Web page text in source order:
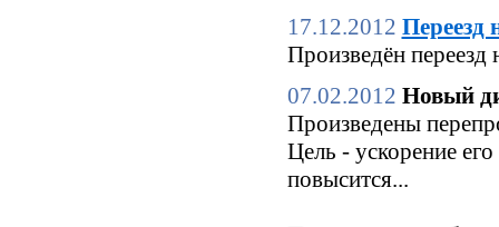
17.12.2012 Переезд
Произведён переезд
07.02.2012 Новый
Произведены
Цель - ускорение
повысится...